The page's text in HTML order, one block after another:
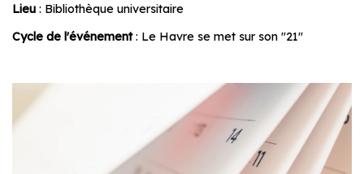
Lieu : Bibliothèque universitaire
Cycle de l'événement: Le Havre se met sur son "21"